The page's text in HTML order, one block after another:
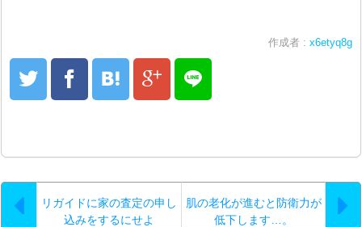
作成者 : x6etyq8g
リガイドに家の査定の申し
込みをするにせよ
肌の老化が進むと防衛力が
低下します…。